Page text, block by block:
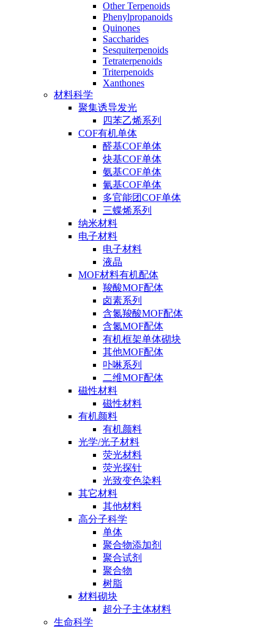
Other Terpenoids
Phenylpropanoids
Quinones
Saccharides
Sesquiterpenoids
Tetraterpenoids
Triterpenoids
Xanthones
材料科学
聚集诱导发光
四苯乙烯系列
COF有机单体
醛基COF单体
炔基COF单体
氨基COF单体
氰基COF单体
多官能团COF单体
三蝶烯系列
纳米材料
电子材料
电子材料
液晶
MOF材料有机配体
羧酸MOF配体
卤素系列
含氮羧酸MOF配体
含氮MOF配体
有机框架单体砌块
其他MOF配体
卟啉系列
二维MOF配体
磁性材料
磁性材料
有机颜料
有机颜料
光学/光子材料
荧光材料
荧光探针
光致变色染料
其它材料
其他材料
高分子科学
单体
聚合物添加剂
聚合试剂
聚合物
树脂
材料砌块
超分子主体材料
生命科学